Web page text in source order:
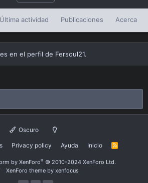
Última actividad Publicaciones Acerca
en el perfil de Fersoul21.
Oscuro
Privacy policy Ayuda Inicio
R
by XenForo® © 2010-2024 XenForo Ltd.
XenForo theme by xenfocus